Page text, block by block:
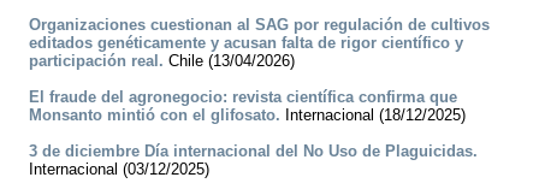
Organizaciones cuestionan al SAG por regulación de cultivos
editados genéticamente y acusan falta de rigor científico y
participación real. Chile (13/04/2026)
El fraude del agronegocio: revista científica confirma que
Monsanto mintió con el glifosato. Internacional (18/12/2025)
3 de diciembre Día internacional del No Uso de Plaguicidas.
Internacional (03/12/2025)